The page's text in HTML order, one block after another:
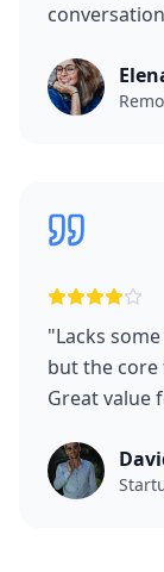
"Lacks
but the
Great value